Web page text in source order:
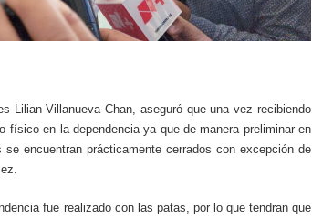
Lilian Villanueva Chan, aseguró que una vez recibiendo
físico en la dependencia ya que de manera preliminar en
encuentran prácticamente cerrados con excepción de
fue realizado con las patas, por lo que tendran que